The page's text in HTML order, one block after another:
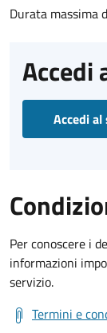
Durata massima
Accedi
Accedi
Per conoscere i
informazioni
servizio.
Termini e